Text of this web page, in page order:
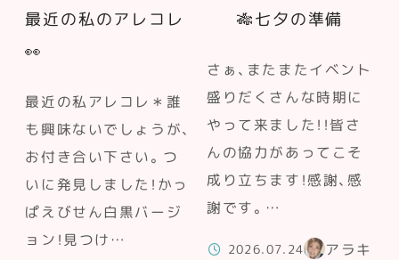
最近の私のアレコレ
👀
最近の私アレコレ＊誰
も興味ないでしょうが、
お付き合い下さい。つ
いに発見しました！かっ
ぱえびせん白黒バージ
ョン！見つけ…
🎋七夕の準備
さぁ、またまたイベント
盛りだくさんな時期に
やって来ました！！皆さ
んの協力があってこそ
成り立ちます！感謝、感
謝です。…
2026.07.24 アラキ